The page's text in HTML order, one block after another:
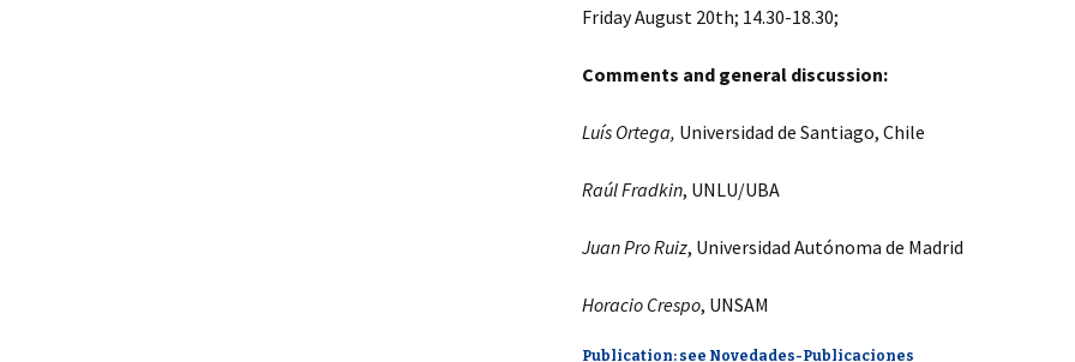
Friday August 20th; 14.30-18.30;
Comments and general discussion:
Luís Ortega, Universidad de Santiago, Chile
Raúl Fradkin, UNLU/UBA
Juan Pro Ruiz, Universidad Autónoma de Madrid
Horacio Crespo, UNSAM
Publication: see Novedades-Publicaciones